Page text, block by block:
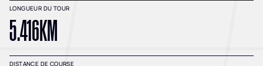
LONGUEUR DU TOUR
5.416KM
DISTANCE DE COURSE